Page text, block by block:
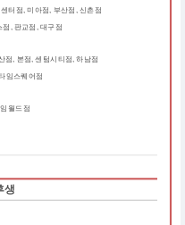
터점, 미아점, 부산점, 신촌점
, 판교점, 대구점
점, 본점, 센텀시티점, 하남점
임스퀘어점
월드점
생